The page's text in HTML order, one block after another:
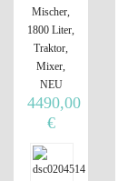
Mischer,
1800 Liter,
Traktor,
Mixer,
NEU
4490,00
€